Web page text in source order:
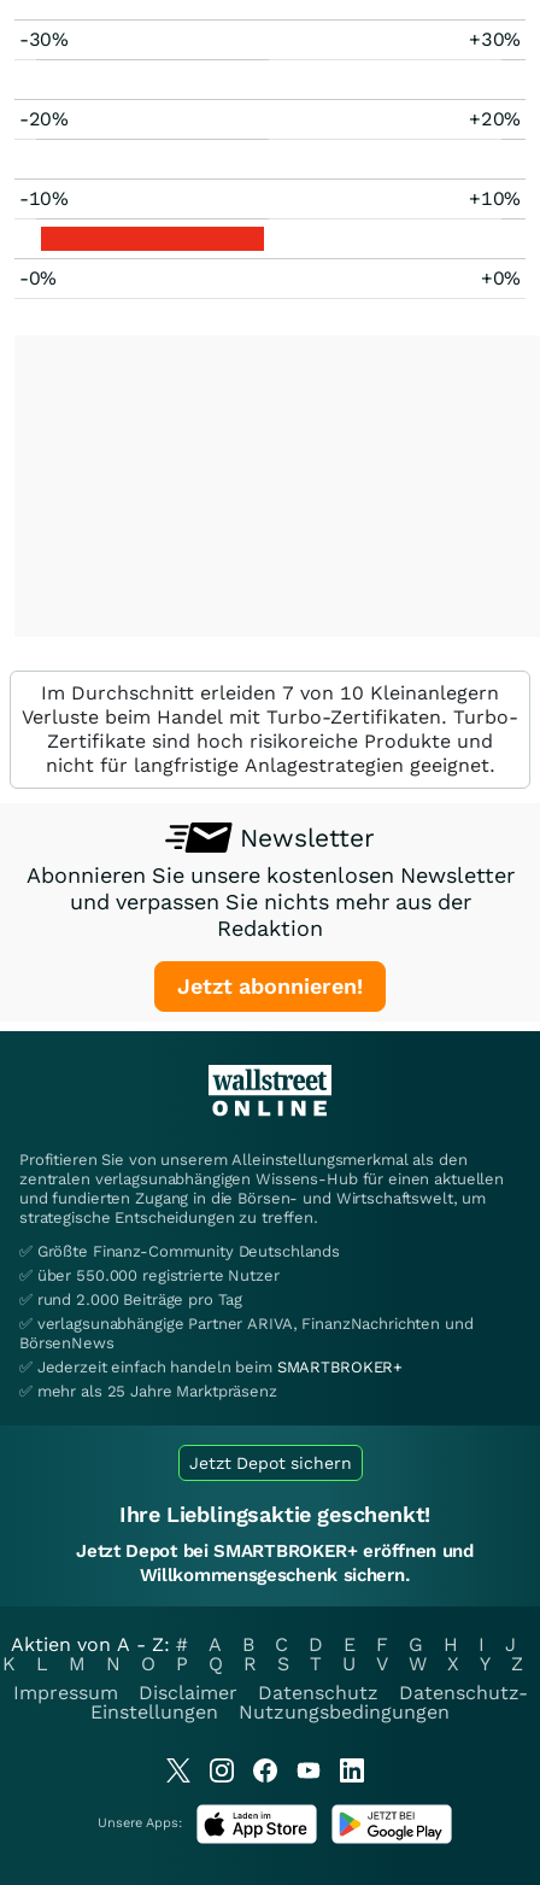
-30% +30%
-20% +20%
-10% +10%
-0% +0%
Im Durchschnitt erleiden 7 von 10 Kleinanlegern
Verluste beim Handel mit Turbo-Zertifikaten. Turbo-
Zertifikate sind hoch risikoreiche Produkte und
nicht für langfristige Anlagestrategien geeignet.
Newsletter
Abonnieren Sie unsere kostenlosen Newsletter
und verpassen Sie nichts mehr aus der
Redaktion
Jetzt abonnieren!
Profitieren Sie von unserem Alleinstellungsmerkmal als den
zentralen verlagsunabhängigen Wissens-Hub für einen aktuellen
und fundierten Zugang in die Börsen- und Wirtschaftswelt, um
strategische Entscheidungen zu treffen.
✅ Größte Finanz-Community Deutschlands
✅ über 550.000 registrierte Nutzer
✅ rund 2.000 Beiträge pro Tag
✅ verlagsunabhängige Partner ARIVA, FinanzNachrichten und
BörsenNews
✅ Jederzeit einfach handeln beim SMARTBROKER+
✅ mehr als 25 Jahre Marktpräsenz
Jetzt Depot sichern
Ihre Lieblingsaktie geschenkt!
Jetzt Depot bei SMARTBROKER+ eröffnen und
Willkommensgeschenk sichern.
Aktien von A - Z: # A B C D E F G H I
J
K
L M N O P Q R S T U V W X Y
Z
Impressum
Disclaimer Datenschutz
Datenschutz-
Einstellungen
Nutzungsbedingungen
Unsere Apps: